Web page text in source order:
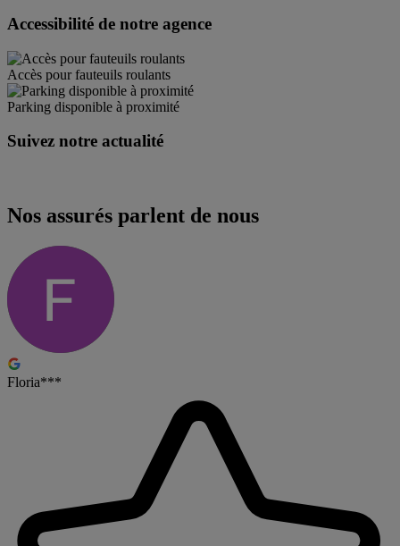
Accessibilité de notre agence
Accès pour fauteuils roulants
Parking disponible à proximité
Suivez notre actualité
Nos assurés parlent de nous
Floria***